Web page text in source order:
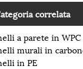
correlata
a parete in WPC
murali in
in PE